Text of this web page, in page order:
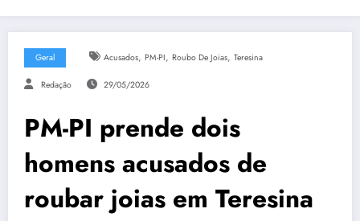
Geral Acusados, PM-PI, Roubo De Joias, Teresina
Redação 29/05/2026
PM-PI prende dois
homens acusados de
roubar joias em Teresina